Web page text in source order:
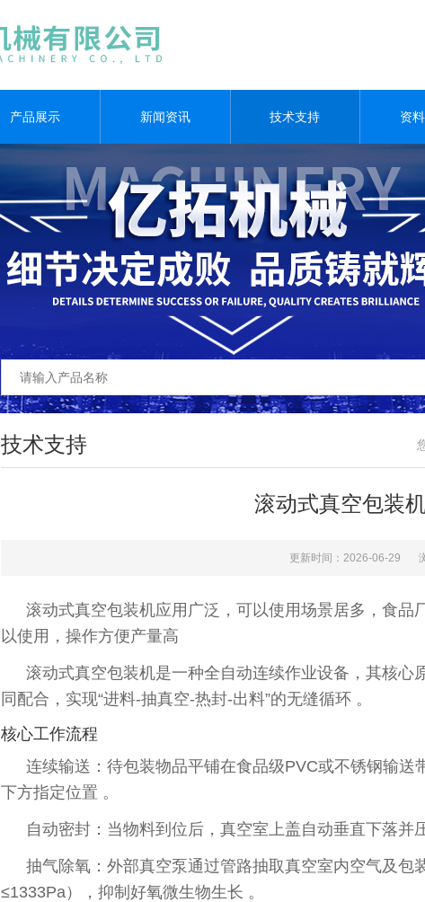
产品展示 新闻资讯 技术支持 资
技术支持
滚动式真空包装
更新时间：2026-06-29
滚动式真空包装机应用广泛，可以使用场景居多，食
以使用，操作方便产量高
滚动式真空包装机是一种‌全自动连续作业‌设备，其核
同配合，实现“进料-抽真空-热封-出料”的无缝循环 。‌‌
核心工作流程
连续输送‌：待包装物品平铺在食品级PVC或不锈钢输
下方指定位置 。
自动密封‌：当物料到位后，真空室上盖自动垂直下落并
抽气除氧‌：外部真空泵通过管路抽取真空室内空气及包
≤1333Pa），抑制好氧微生物生长 。